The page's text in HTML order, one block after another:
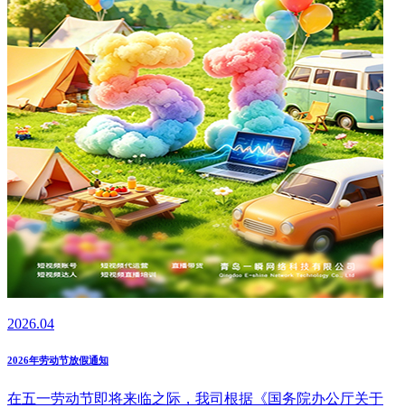
2026.04
2026年劳动节放假通知
在五一劳动节即将来临之际，我司根据《国务院办公厅关于